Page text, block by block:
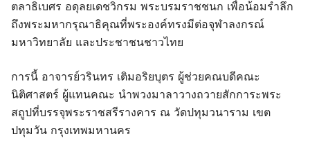
ตลาธิเบศร อดุลยเดชวิกรม พระบรมราชชนก เพื่อน้อมรำลึก
ถึงพระมหากรุณาธิคุณที่พระองค์ทรงมีต่อจุฬาลงกรณ์
มหาวิทยาลัย และประชาชนชาวไทย
การนี้ อาจารย์วรินทร เติมอริยบุตร ผู้ช่วยคณบดีคณะ
นิติศาสตร์ ผู้แทนคณะ นำพวงมาลาวางถวายสักการะพระ
สถูปที่บรรจุพระราชสรีรางคาร ณ วัดปทุมวนาราม เขต
ปทุมวัน กรุงเทพมหานคร